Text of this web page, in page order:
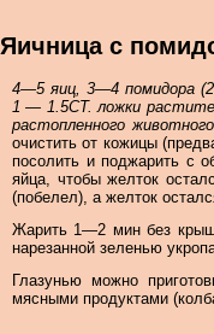
Яичница с
4—5 яиц, 3—4 помидора
1 — 1.5СТ. ложки
растопленного
очистить от кожицы
посолить и поджарить с
яйца, чтобы желток
(побелел), а желток
Жарить 1—2 мин без
нарезанной зеленью
Глазунью можно
мясными продуктами